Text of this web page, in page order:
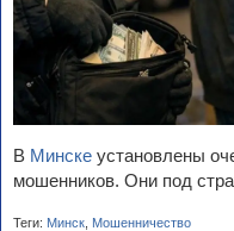
В Минске установлены
мошенников. Они под
Теги: Минск Мошенничество